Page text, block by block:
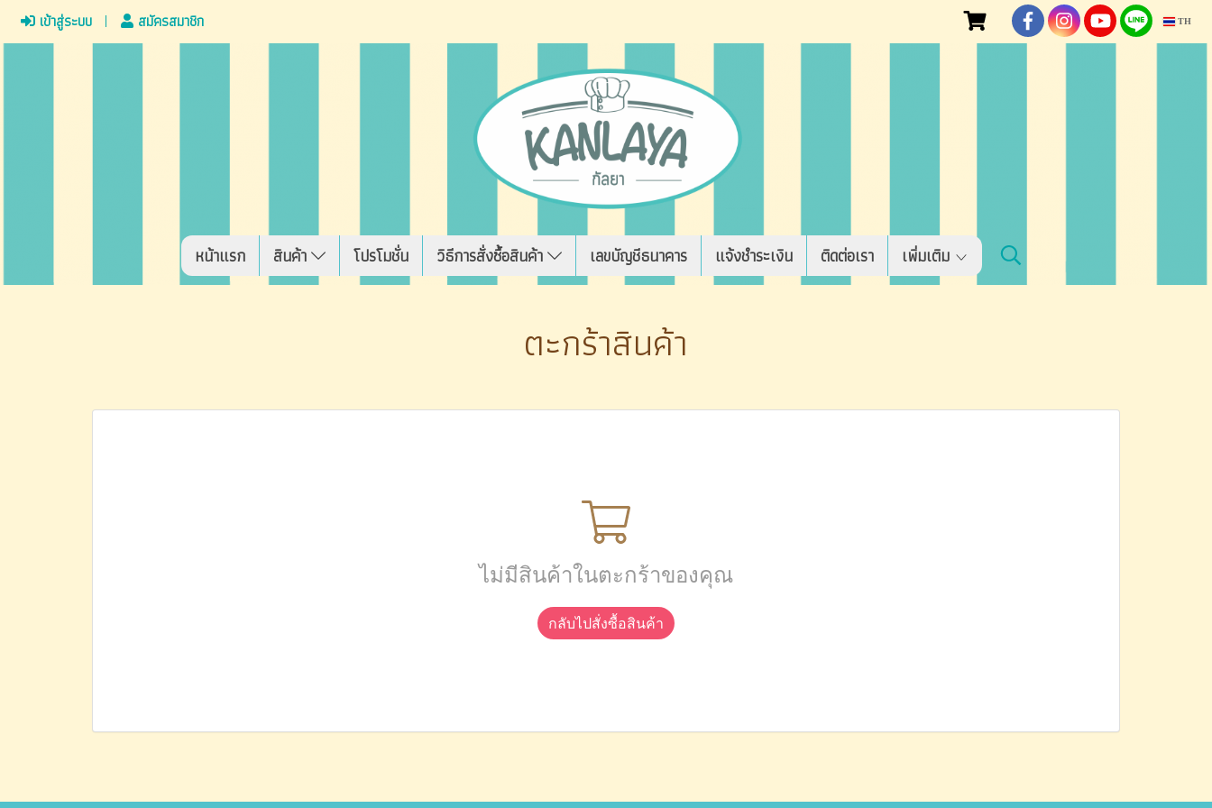
เข้าสู่ระบบ สมัครสมาชิก TH
หน้าแรก สินค้า โปรโมชั่น วิธีการสั่งซื้อสินค้า เลขบัญชีธนาคาร แจ้งชำระเงิน ติดต่อเรา เพิ่มเติม
ตะกร้าสินค้า
ไม่มีสินค้าในตะกร้าของคุณ
กลับไปสั่งซื้อสินค้า